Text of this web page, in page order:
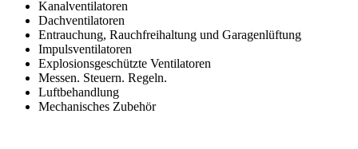
Kanalventilatoren
Dachventilatoren
Entrauchung, Rauchfreihaltung und Garagenlüftung
Impulsventilatoren
Explosionsgeschützte Ventilatoren
Messen. Steuern. Regeln.
Luftbehandlung
Mechanisches Zubehör